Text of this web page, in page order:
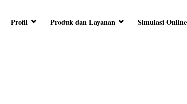
Profil Produk dan Layanan Simulasi Online